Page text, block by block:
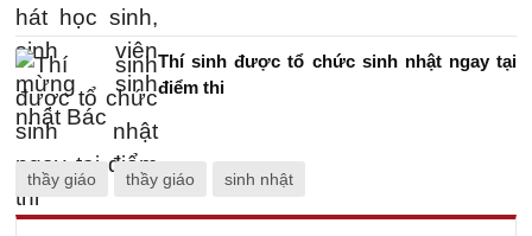
Thí sinh được tổ chức sinh nhật ngay tại
điểm thi
thầy giáo thầy giáo sinh nhật